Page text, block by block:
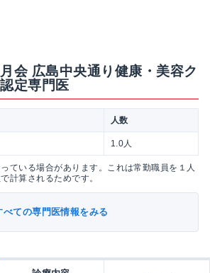
会 広島中央通り健康・美容ク
定専門医
人数
1.0人
ている場合があります。これは常勤職員を１人
計算されるためです。
べての専門医情報をみる